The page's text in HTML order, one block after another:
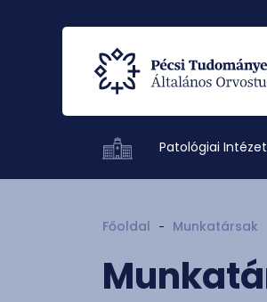
Patológiai Intézet
Főoldal Munkatársak